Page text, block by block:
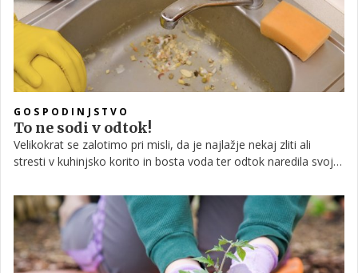
GOSPODINJSTVO
To ne sodi v odtok!
Velikokrat se zalotimo pri misli, da je najlažje nekaj zliti ali
stresti v kuhinjsko korito in bosta voda ter odtok naredila svoje
o zamašenem odtoku niti ne govorimo.